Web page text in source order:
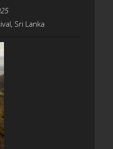
Sri Lanka